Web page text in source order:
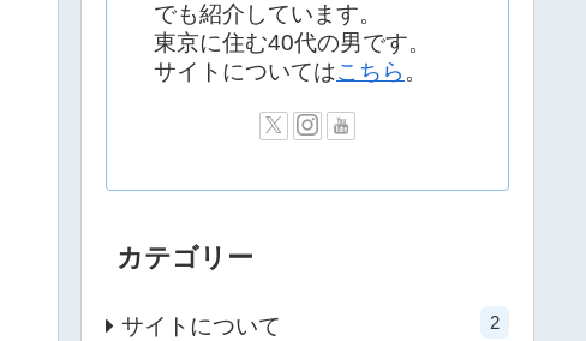
でも紹介しています。
東京に住む40代の男です。
サイトについてはこちら 。
カテゴリー
サイトについて 2